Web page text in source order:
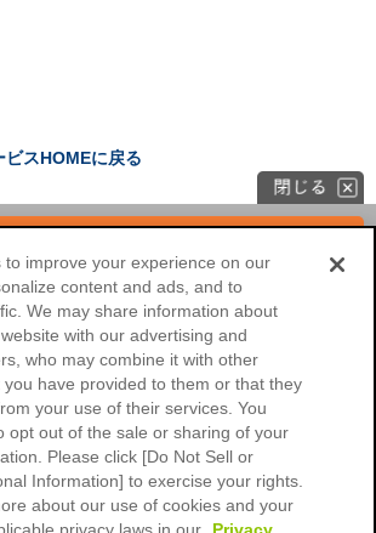
ビスHOMEに戻る
法人のお客様
ご利用環境
個人情報保護に関するご協力のお
願い
標準貨物自動車運送約款
to improve your experience on our
content and ads, and to
We may share information about
with our advertising and
who may combine it with other
you have provided to them or that they
your use of their services. You
opt out of the sale or sharing of your
Please click [Do Not Sell or
Information] to exercise your rights.
about our use of cookies and your